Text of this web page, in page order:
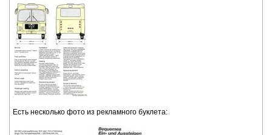
Есть несколько фото из рекламного буклета: